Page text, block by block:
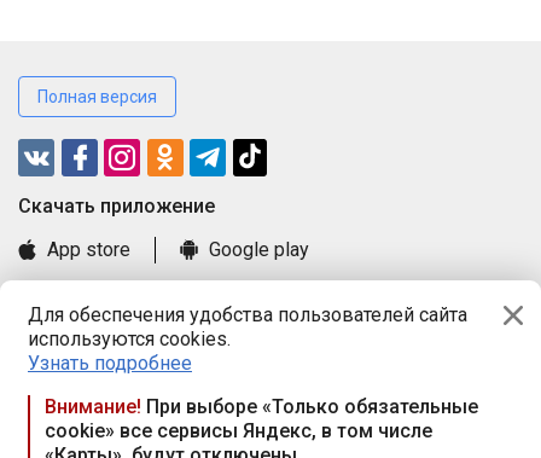
Для обеспечения удобства пользователей сайта
используются cookies.
Узнать подробнее
Внимание! При выборе «Только обязательные
cookie» все сервисы Яндекс, в том числе
Полная версия
Cкачать приложение
App store
Google play
Книга замечаний и предложений
Правила и документы
Praca.by © 2000—2026, ООО «ПРАЦА БАЙ»
Республика Беларусь, 220114, г. Минск, пр-т Независимости
117а, пом. № 9.